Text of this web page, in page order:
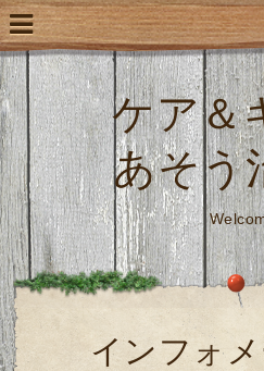
ケア＆
あそう
インフォ